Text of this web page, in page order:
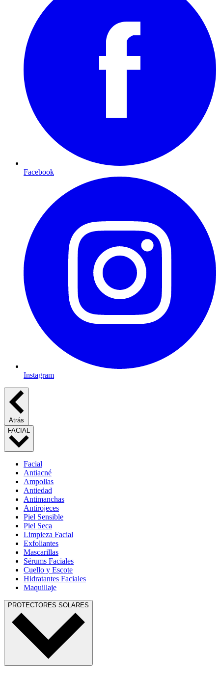
Facebook
Instagram
Atrás
FACIAL
Facial
Antiacné
Ampollas
Antiedad
Antimanchas
Antirojeces
Piel Sensible
Piel Seca
Limpieza Facial
Exfoliantes
Mascarillas
Sérums Faciales
Cuello y Escote
Hidratantes Faciales
Maquillaje
PROTECTORES SOLARES